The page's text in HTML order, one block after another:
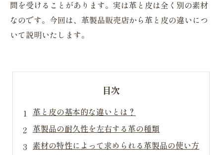
問を受けることがあります。実は革と皮は全く別の素材
なのです。今回は、革製品販売店から革と皮の違いにつ
いて説明いたします。
目次
革と皮の基本的な違いとは？
革製品の耐久性を左右する革の種類
素材の特性によって求められる革製品の使い方